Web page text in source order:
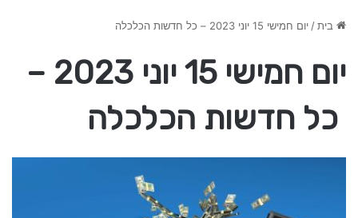
בית/יום חמישי 15 יוני 2023 – כל חדשות הכלכלה
יום חמישי 15 יוני 2023 –
כל חדשות הכלכלה